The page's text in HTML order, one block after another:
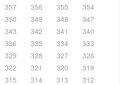
357 356 355
354
350 349 348
347
343 342 341
340
336 335 334
333
329 328 327
326
322 321 320
319
315 314 313
312